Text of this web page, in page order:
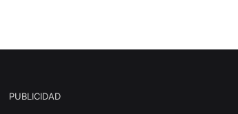
PUBLICIDAD